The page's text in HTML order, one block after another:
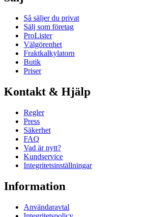
Så säljer du privat
Sälj som företag
ProLister
Välgörenhet
Fraktkalkylatorn
Butik
Priser
Kontakt & Hjälp
Regler
Press
Säkerhet
FAQ
Vad är nytt?
Kundservice
Integritetsinställningar
Information
Användaravtal